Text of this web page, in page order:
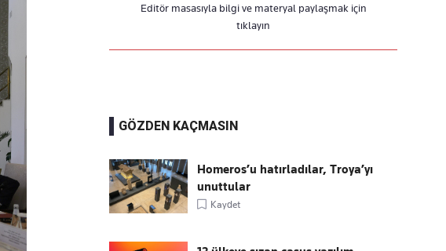
Editör masasıyla bilgi ve materyal paylaşmak için
tıklayın
GÖZDEN KAÇMASIN
Homeros’u hatırladılar, Troya’yı
unuttular
Kaydet